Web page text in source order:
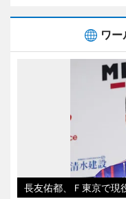
ワ
長友佑都、Ｆ東京で